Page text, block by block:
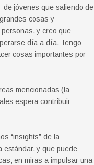
jóvenes que saliendo de
cosas y
y creo que
día a día. Tengo
cosas importantes por
mencionadas (la
espera contribuir
“insights” de la
estándar, y que puede
en miras a impulsar una